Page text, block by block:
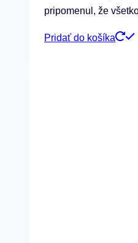
pripomenul, že
Pridať do košíka